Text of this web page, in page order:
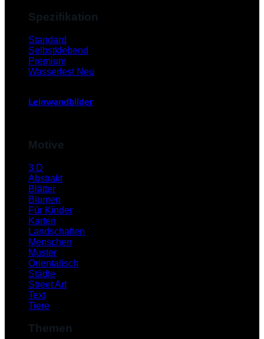
Spezifikation
Standard
Selbstklebend
Premium
Wasserfest
Leinwandbilder
Motive
3 D
Abstrakt
Blätter
Blumen
Für Kinder
Karten
Landschaften
Menschen
Muster
Orientalisch
Städte
Street Art
Text
Tiere
Themen